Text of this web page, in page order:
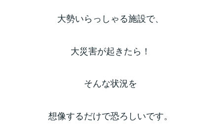
大勢いらっしゃる施設で、
大災害が起きたら！
そんな状況を
想像するだけで恐ろしいです。